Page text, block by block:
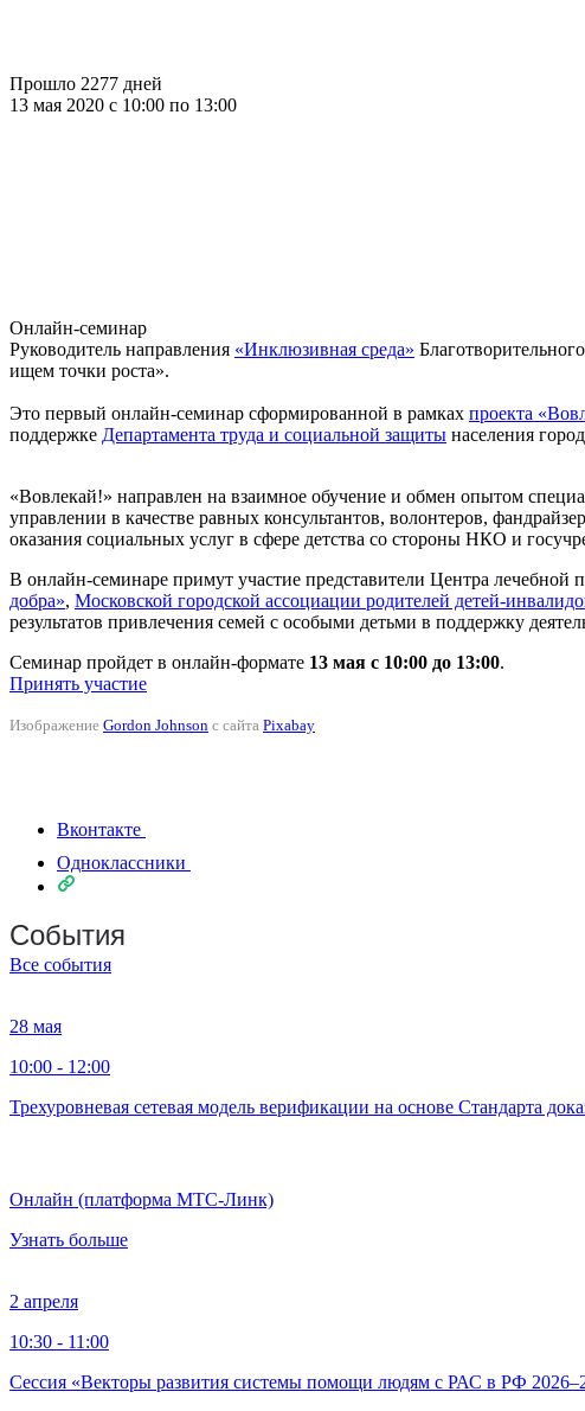
Прошло 2277 дней
13 мая 2020 c 10:00 по 13:00
Онлайн-семинар
Руководитель направления «Инклюзивная среда»
ищем точки роста».
Это первый онлайн-семинар сформированной в рамках проекта
поддержке Департамента труда и социальной защиты населения
«Вовлекай!» направлен на взаимное обучение и обмен опытом
управлении в качестве равных консультантов, волонтеров,
оказания социальных услуг в сфере детства со стороны НКО и
В онлайн-семинаре примут участие представители Центра лечебной
добра», Московской городской ассоциации родителей детей-
результатов привлечения семей с особыми детьми в поддержку
Семинар пройдет в онлайн-формате 13 мая с 10:00 до 13:00.
Принять участие
Изображение Gordon Johnson с сайта Pixabay
Вконтакте
Одноклассники
События
Все события
28 мая
10:00 - 12:00
Трехуровневая сетевая модель верификации на основе Стандарта
Онлайн (платформа МТС-Линк)
Узнать больше
2 апреля
10:30 - 11:00
Сессия «Векторы развития системы помощи людям с РАС в РФ